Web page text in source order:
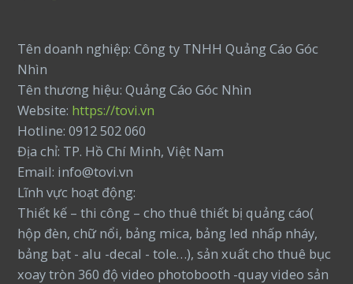
Tên doanh nghiệp: Công ty TNHH Quảng Cáo Góc
Nhìn
Tên thương hiệu: Quảng Cáo Góc Nhìn
Website: https://tovi.vn
Hotline: 0912 502 060
Địa chỉ: TP. Hồ Chí Minh, Việt Nam
Email: info@tovi.vn
Lĩnh vực hoạt động:
Thiết kế – thi công – cho thuê thiết bị quảng cáo(
hộp đèn, chữ nổi, bảng mica, bảng led nhấp nháy,
bảng bạt - alu -decal - tole…), sản xuất cho thuê bục
xoay tròn 360 độ video photobooth -quay video sản